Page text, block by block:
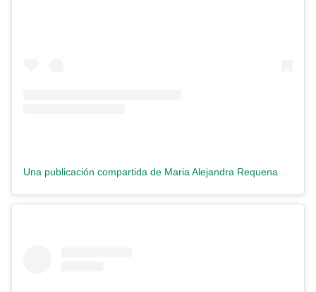
Una publicación compartida de Maria Alejandra Requena (@requenacnn)